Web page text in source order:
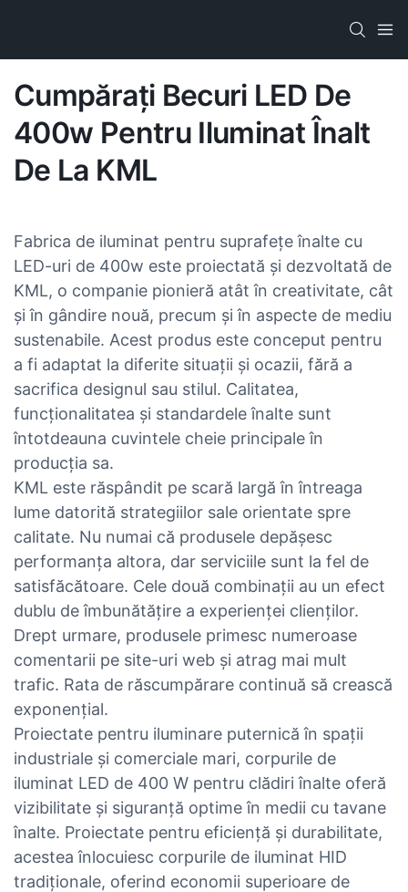
Cumpărați Becuri LED De
400w Pentru Iluminat Înalt
De La KML
Fabrica de iluminat pentru suprafețe înalte cu
LED-uri de 400w este proiectată și dezvoltată de
KML, o companie pionieră atât în ​​creativitate, cât
și în gândire nouă, precum și în aspecte de mediu
sustenabile. Acest produs este conceput pentru
a fi adaptat la diferite situații și ocazii, fără a
sacrifica designul sau stilul. Calitatea,
funcționalitatea și standardele înalte sunt
întotdeauna cuvintele cheie principale în
producția sa.
KML este răspândit pe scară largă în întreaga
lume datorită strategiilor sale orientate spre
calitate. Nu numai că produsele depășesc
performanța altora, dar serviciile sunt la fel de
satisfăcătoare. Cele două combinații au un efect
dublu de îmbunătățire a experienței clienților.
Drept urmare, produsele primesc numeroase
comentarii pe site-uri web și atrag mai mult
trafic. Rata de răscumpărare continuă să crească
exponențial.
Proiectate pentru iluminare puternică în spații
industriale și comerciale mari, corpurile de
iluminat LED de 400 W pentru clădiri înalte oferă
vizibilitate și siguranță optime în medii cu tavane
înalte. Proiectate pentru eficiență și durabilitate,
acestea înlocuiesc corpurile de iluminat HID
tradiționale, oferind economii superioare de